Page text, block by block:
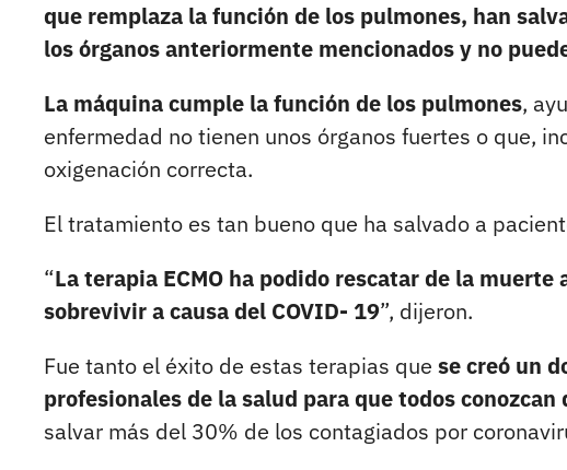
que remplaza la función de los pulmones, han
los órganos anteriormente mencionados y no
La máquina cumple la función de los pulmones,
enfermedad no tienen unos órganos fuertes o que,
oxigenación correcta.
El tratamiento es tan bueno que ha salvado a
“La terapia ECMO ha podido rescatar de la
sobrevivir a causa del COVID- 19”, dijeron.
Fue tanto el éxito de estas terapias que se creó un
profesionales de la salud para que todos
salvar más del 30% de los contagiados por